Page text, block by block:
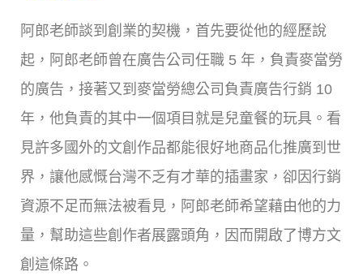
阿郎老師談到創業的契機，首先要從他的經歷說
起，阿郎老師曾在廣告公司任職 5 年，負責麥當勞
的廣告，接著又到麥當勞總公司負責廣告行銷 10
年，他負責的其中一個項目就是兒童餐的玩具。看
見許多國外的文創作品都能很好地商品化推廣到世
界，讓他感慨台灣不乏有才華的插畫家，卻因行銷
資源不足而無法被看見，阿郎老師希望藉由他的力
量，幫助這些創作者展露頭角，因而開啟了博方文
創這條路。